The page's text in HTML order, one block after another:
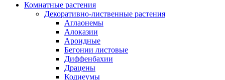
Комнатные растения
Декоративно-лиственные растения
Аглаонемы
Алоказии
Ароидные
Бегонии листовые
Диффенбахии
Драцены
Кодиеумы